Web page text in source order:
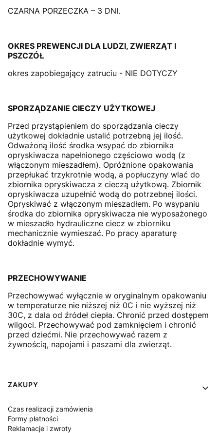
CZARNA PORZECZKA – 3 DNI.
OKRES PREWENCJI DLA LUDZI, ZWIERZĄT I
PSZCZÓŁ
okres zapobiegający zatruciu - NIE DOTYCZY
SPORZĄDZANIE CIECZY UŻYTKOWEJ
Przed przystąpieniem do sporządzania cieczy
użytkowej dokładnie ustalić potrzebną jej ilość.
Odważoną ilość środka wsypać do zbiornika
opryskiwacza napełnionego częściowo wodą (z
włączonym mieszadłem). Opróżnione opakowania
przepłukać trzykrotnie wodą, a popłuczyny wlać do
zbiornika opryskiwacza z cieczą użytkową. Zbiornik
opryskiwacza uzupełnić wodą do potrzebnej ilości.
Opryskiwać z włączonym mieszadłem. Po wsypaniu
środka do zbiornika opryskiwacza nie wyposażonego
w mieszadło hydrauliczne ciecz w zbiorniku
mechanicznie wymieszać. Po pracy aparaturę
dokładnie wymyć.
PRZECHOWYWANIE
Przechowywać wyłącznie w oryginalnym opakowaniu
w temperaturze nie niższej niż 0C i nie wyższej niż
30C, z dala od źródeł ciepła. Chronić przed dostępem
wilgoci. Przechowywać pod zamknięciem i chronić
przed dziećmi. Nie przechowywać razem z
żywnością, napojami i paszami dla zwierząt.
Linki w stopce
ZAKUPY
Czas realizacji zamówienia
Formy płatności
Reklamacje i zwroty